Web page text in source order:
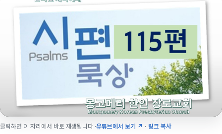
클릭하면 이 자리에서 바로 재생됩니다 ·유튜브에서 보기 ↗ · 링크 복사